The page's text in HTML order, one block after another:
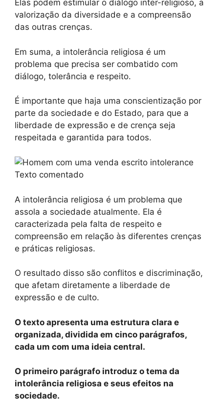
Elas podem estimular o diálogo inter-religioso, a
valorização da diversidade e a compreensão
das outras crenças.
Em suma, a intolerância religiosa é um
problema que precisa ser combatido com
diálogo, tolerância e respeito.
É importante que haja uma conscientização por
parte da sociedade e do Estado, para que a
liberdade de expressão e de crença seja
respeitada e garantida para todos.
Texto comentado
A intolerância religiosa é um problema que
assola a sociedade atualmente. Ela é
caracterizada pela falta de respeito e
compreensão em relação às diferentes crenças
e práticas religiosas.
O resultado disso são conflitos e discriminação,
que afetam diretamente a liberdade de
expressão e de culto.
O texto apresenta uma estrutura clara e
organizada, dividida em cinco parágrafos,
cada um com uma ideia central.
O primeiro parágrafo introduz o tema da
intolerância religiosa e seus efeitos na
sociedade.